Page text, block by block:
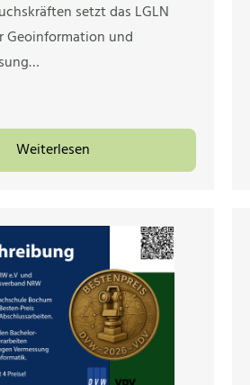
setzt das LGLN
Geoinformation und
Weiterlesen